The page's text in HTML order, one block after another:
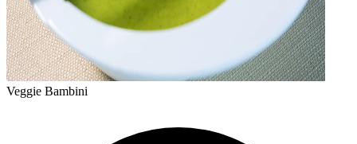
Veggie Bambini